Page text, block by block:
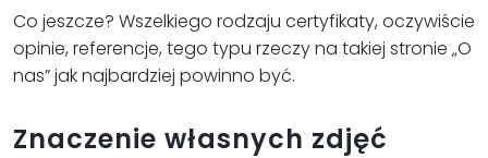
Co jeszcze? Wszelkiego rodzaju certyfikaty, oczywiście
opinie, referencje, tego typu rzeczy na takiej stronie „O
nas” jak najbardziej powinno być.
Znaczenie własnych zdjęć